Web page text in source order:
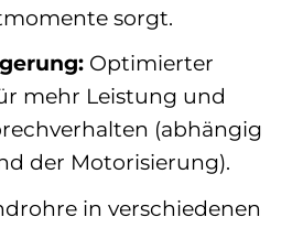
sorgt.
Optimierter
mehr Leistung und
(abhängig
der Motorisierung).
in verschiedenen